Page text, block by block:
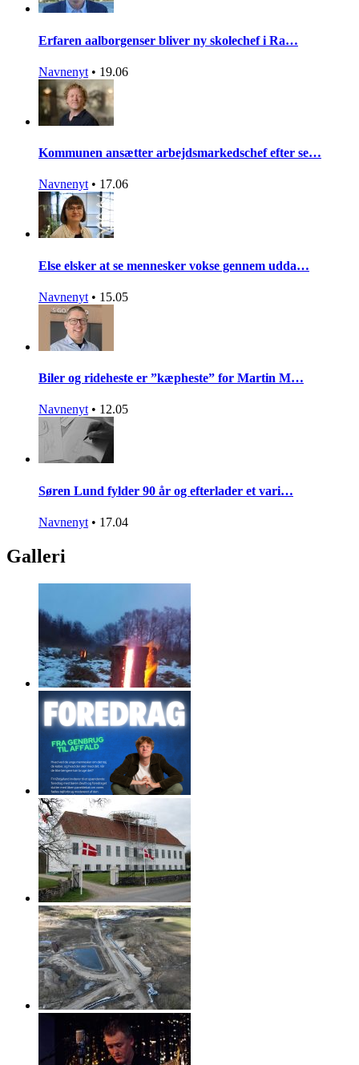
Erfaren aalborgenser bliver ny skolechef i Ra…
Navnenyt • 19.06
Kommunen ansætter arbejdsmarkedschef efter se…
Navnenyt • 17.06
Else elsker at se mennesker vokse gennem udda…
Navnenyt • 15.05
Biler og rideheste er ”kæpheste” for Martin M…
Navnenyt • 12.05
Søren Lund fylder 90 år og efterlader et vari…
Navnenyt • 17.04
Galleri